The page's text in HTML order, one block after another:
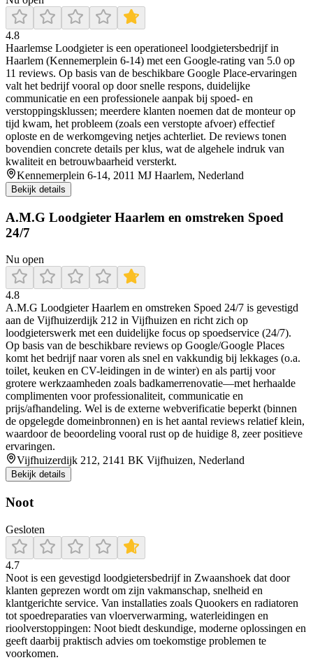
4.8
Haarlemse Loodgieter is een operationeel loodgietersbedrijf in
Haarlem (Kennemerplein 6-14) met een Google-rating van 5.0 op
11 reviews. Op basis van de beschikbare Google Place-ervaringen
valt het bedrijf vooral op door snelle respons, duidelijke
communicatie en een professionele aanpak bij spoed- en
verstoppingsklussen; meerdere klanten noemen dat de monteur op
tijd kwam, het probleem (zoals een verstopte afvoer) effectief
oploste en de werkomgeving netjes achterliet. De reviews tonen
bovendien concrete details per klus, wat de algehele indruk van
kwaliteit en betrouwbaarheid versterkt.
Kennemerplein 6-14, 2011 MJ Haarlem, Nederland
Bekijk details
A.M.G Loodgieter Haarlem en omstreken Spoed
24/7
Nu open
4.8
A.M.G Loodgieter Haarlem en omstreken Spoed 24/7 is gevestigd
aan de Vijfhuizerdijk 212 in Vijfhuizen en richt zich op
loodgieterswerk met een duidelijke focus op spoedservice (24/7).
Op basis van de beschikbare reviews op Google/Google Places
komt het bedrijf naar voren als snel en vakkundig bij lekkages (o.a.
toilet, keuken en CV-leidingen in de winter) en als partij voor
grotere werkzaamheden zoals badkamerrenovatie—met herhaalde
complimenten voor professionaliteit, communicatie en
prijs/afhandeling. Wel is de externe webverificatie beperkt (binnen
de opgelegde domeinbronnen) en is het aantal reviews relatief klein,
waardoor de beoordeling vooral rust op de huidige 8, zeer positieve
ervaringen.
Vijfhuizerdijk 212, 2141 BK Vijfhuizen, Nederland
Bekijk details
Noot
Gesloten
4.7
Noot is een gevestigd loodgietersbedrijf in Zwaanshoek dat door
klanten geprezen wordt om zijn vakmanschap, snelheid en
klantgerichte service. Van installaties zoals Quookers en radiatoren
tot spoedreparaties van vloerverwarming, waterleidingen en
rioolverstoppingen: Noot biedt deskundige, moderne oplossingen en
geeft daarbij praktisch advies om toekomstige problemen te
voorkomen.